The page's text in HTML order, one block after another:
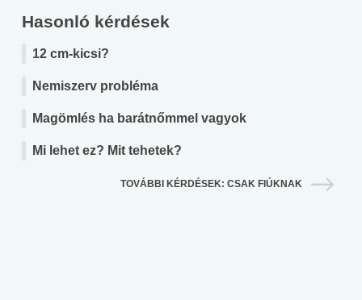
Hasonló kérdések
12 cm-kicsi?
Nemiszerv probléma
Magömlés ha barátnőmmel vagyok
Mi lehet ez? Mit tehetek?
TOVÁBBI KÉRDÉSEK: CSAK FIÚKNAK